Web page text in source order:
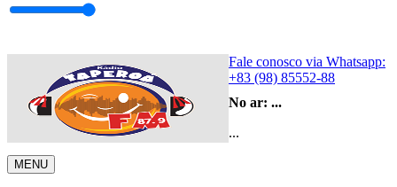
Fale conosco via Whatsapp:
+83 (98) 85552-88
No ar: ...
...
MENU